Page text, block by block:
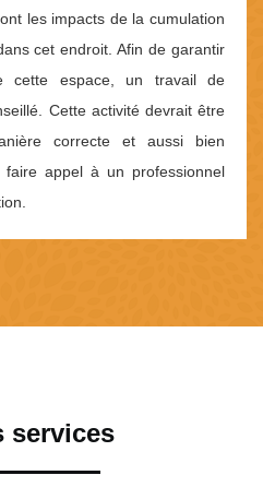
les impacts de la cumulation
cet endroit. Afin de garantir
cette espace, un travail de
Cette activité devrait être
correcte et aussi bien
faire appel à un professionnel
services